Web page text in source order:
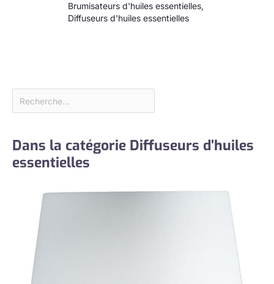
Brumisateurs d'huiles essentielles,
Diffuseurs d'huiles essentielles
Dans la catégorie Diffuseurs d’huiles
essentielles